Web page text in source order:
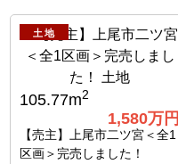
土地
105.77m2
1,580万円
【売主】上尾市二ツ宮＜全1
区画＞完売しました！